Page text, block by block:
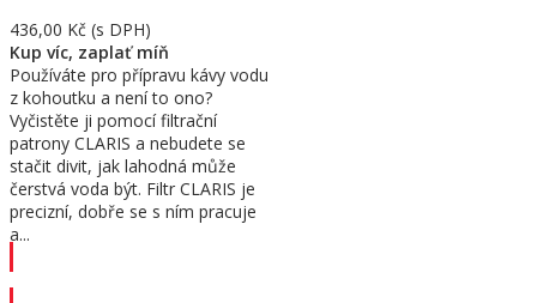
436,00 Kč (s DPH)
Kup víc, zaplať míň
Používáte pro přípravu kávy vodu
z kohoutku a není to ono?
Vyčistěte ji pomocí filtrační
patrony CLARIS a nebudete se
stačit divit, jak lahodná může
čerstvá voda být. Filtr CLARIS je
precizní, dobře se s ním pracuje
a...